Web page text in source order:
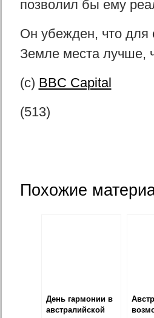
позволил бы ему
Он убежден, что для
Земле места лучше,
(с) BBC Capital
(513)
Похожие
День гармонии в
австралийской